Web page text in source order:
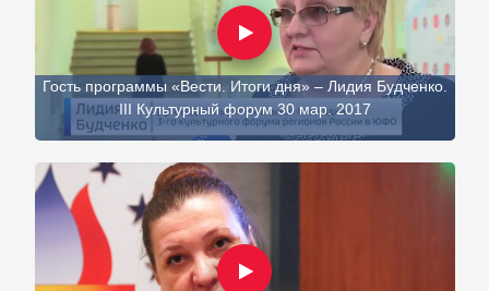
Гость программы «Вести. Итоги дня» – Лидия Будченко.
III Культурный форум 30 мар. 2017